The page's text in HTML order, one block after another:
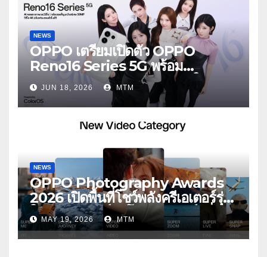
NEWS
OPPO เตรียมเปิดตัว OPPO
Reno16 Series 5G พร้อม
ประกาศ BABYMONSTER ใน
ฐานะ Reno Girls ชวนสัมผัส
ประสบการณ์ถ่ายภาพมุมกว้างพิเศษที่
อัปเกรดไปอีกขั้น กับ 4 สี 4 เทรนดี้
JUN 18, 2026 MTM
NEWS
OPPO Photography Awards
2026 เปิดพื้นที่โชว์พลังครีเอเตอร์รุ่น
ใหม่ รับเทรนด์วิดีโอคอนเทนต์ เพิ่ม
หมวด “Super Video” ครั้งแรก
MAY 19, 2026 MTM